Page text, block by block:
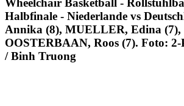
Wheelchair Basketball -
Halbfinale - Niederlande vs
Annika (8), MUELLER, Edina (7),
OOSTERBAAN, Roos (7). Foto:
/ Binh Truong